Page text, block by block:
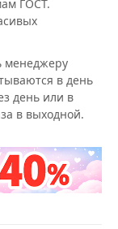
ГОСТ.
менеджеру
в день
день или в
в выходной.